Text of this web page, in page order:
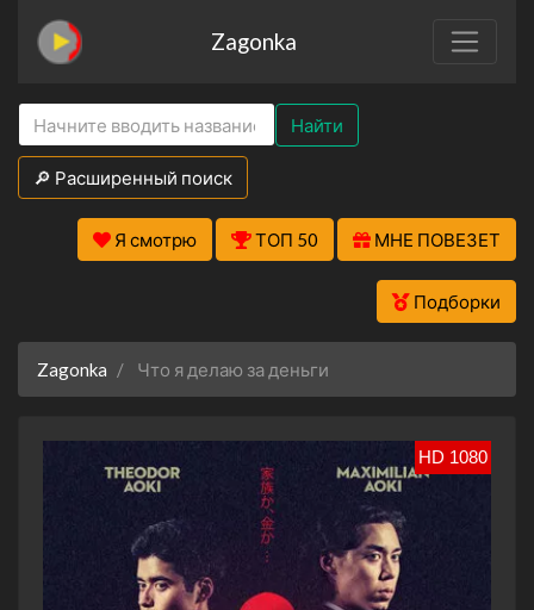
Zagonka
Найти
🔎 Расширенный поиск
Я смотрю ТОП 50 МНЕ ПОВЕЗЕТ
Подборки
Zagonka Что я делаю за деньги
HD 1080